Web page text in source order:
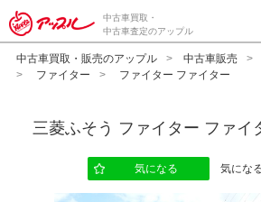
中古車買取・
中古車査定のアップル
中古車買取・販売のアップル 中古車販売
ファイター
ファイター ファイター
三菱ふそう ファイター ファイ
気になる 気にな